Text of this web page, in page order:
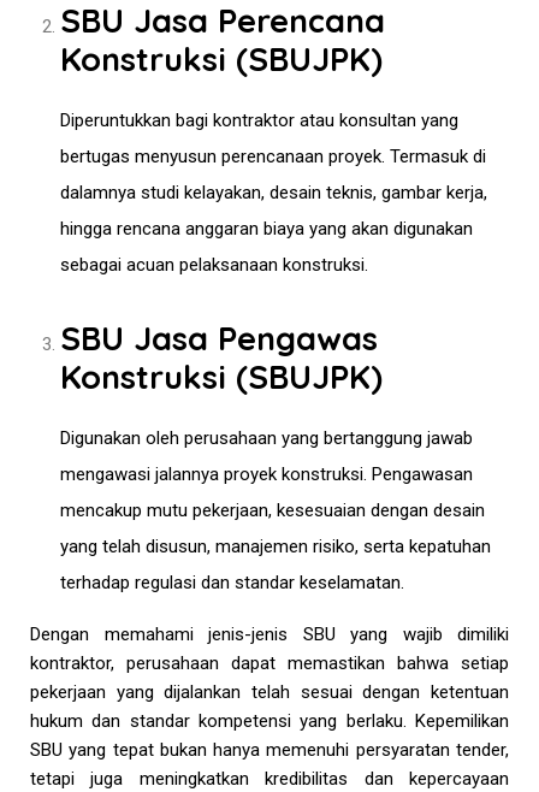
SBU Jasa Perencana
Konstruksi (SBUJPK)
Diperuntukkan bagi kontraktor atau konsultan yang
bertugas menyusun perencanaan proyek. Termasuk di
dalamnya studi kelayakan, desain teknis, gambar kerja,
hingga rencana anggaran biaya yang akan digunakan
sebagai acuan pelaksanaan konstruksi.
SBU Jasa Pengawas
Konstruksi (SBUJPK)
Digunakan oleh perusahaan yang bertanggung jawab
mengawasi jalannya proyek konstruksi. Pengawasan
mencakup mutu pekerjaan, kesesuaian dengan desain
yang telah disusun, manajemen risiko, serta kepatuhan
terhadap regulasi dan standar keselamatan.
Dengan memahami jenis-jenis SBU yang wajib dimiliki
kontraktor, perusahaan dapat memastikan bahwa setiap
pekerjaan yang dijalankan telah sesuai dengan ketentuan
hukum dan standar kompetensi yang berlaku. Kepemilikan
SBU yang tepat bukan hanya memenuhi persyaratan tender,
tetapi juga meningkatkan kredibilitas dan kepercayaan